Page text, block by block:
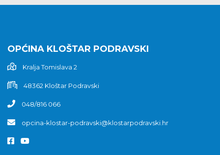
OPĆINA KLOŠTAR PODRAVSKI
Kralja Tomislava 2
48362 Kloštar Podravski
048/816 066
opcina-klostar-podravski@klostarpodravski.hr